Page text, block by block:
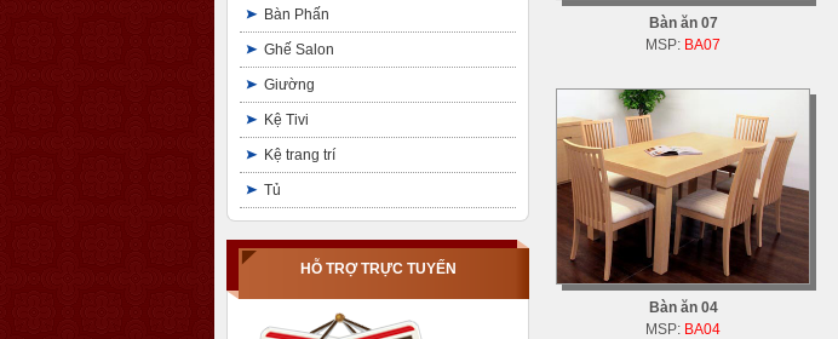
Bàn Phấn
Ghế Salon
Giường
Kệ Tivi
Kệ trang trí
Tủ
HỖ TRỢ TRỰC TUYẾN
Bàn ăn 07
MSP: BA07
Bàn ăn 04
MSP: BA04